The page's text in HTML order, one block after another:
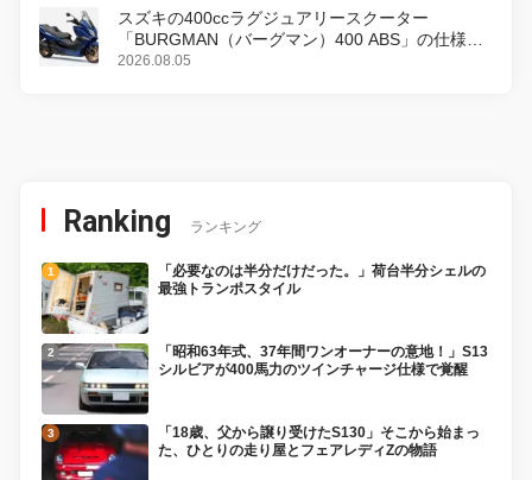
スズキの400ccラグジュアリースクーター
「BURGMAN（バーグマン）400 ABS」の仕様を
変更し、8月18日に発売
2026.08.05
Ranking ランキング
「必要なのは半分だけだった。」荷台半分シェルの
最強トランポスタイル
「昭和63年式、37年間ワンオーナーの意地！」S13
シルビアが400馬力のツインチャージ仕様で覚醒
「18歳、父から譲り受けたS130」そこから始まっ
た、ひとりの走り屋とフェアレディZの物語